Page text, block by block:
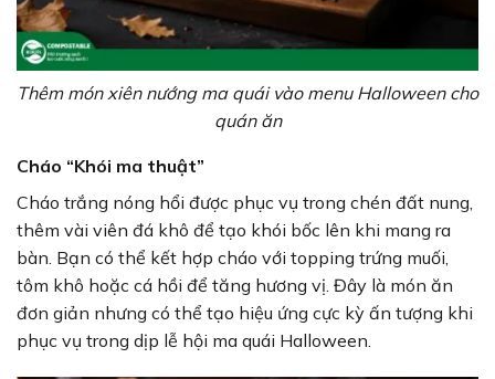
Thêm món xiên nướng ma quái vào menu Halloween cho
quán ăn
Cháo “Khói ma thuật”
Cháo trắng nóng hổi được phục vụ trong chén đất nung,
thêm vài viên đá khô để tạo khói bốc lên khi mang ra
bàn. Bạn có thể kết hợp cháo với topping trứng muối,
tôm khô hoặc cá hồi để tăng hương vị. Đây là món ăn
đơn giản nhưng có thể tạo hiệu ứng cực kỳ ấn tượng khi
phục vụ trong dịp lễ hội ma quái Halloween.